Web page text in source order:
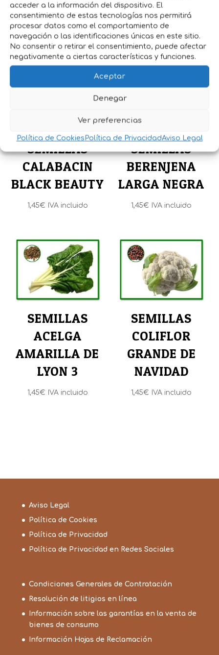
acceder a la información del dispositivo. El
consentimiento de estas tecnologías nos permitirá
procesar datos como el comportamiento de
navegación o las identificaciones únicas en este sitio.
No consentir o retirar el consentimiento, puede afectar
negativamente a ciertas características y funciones.
Aceptar
Denegar
Ver preferencias
Política de Cookies Política de PrivacidadAviso Legal
A partir de 5 o 6 Meses.
Productos relacionados
SEMILLAS
CALABACIN
BLACK BEAUTY
1,45€ IVA incluido
SEMILLAS
BERENJENA
LARGA NEGRA
1,45€ IVA incluido
SEMILLAS
ACELGA
AMARILLA DE
LYON 3
1,45€ IVA incluido
SEMILLAS
COLIFLOR
GRANDE DE
NAVIDAD
1,45€ IVA incluido
Aviso Legal
Política de Cookies
Política de Privacidad
Política de Privacidad en Redes Sociales
Condiciones Generales de Contratación
Resolución de litigios en línea
Información sobre las garantías en la venta de
bienes de consumo
Información Hojas de Reclamación